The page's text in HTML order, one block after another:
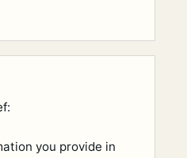
you provide in